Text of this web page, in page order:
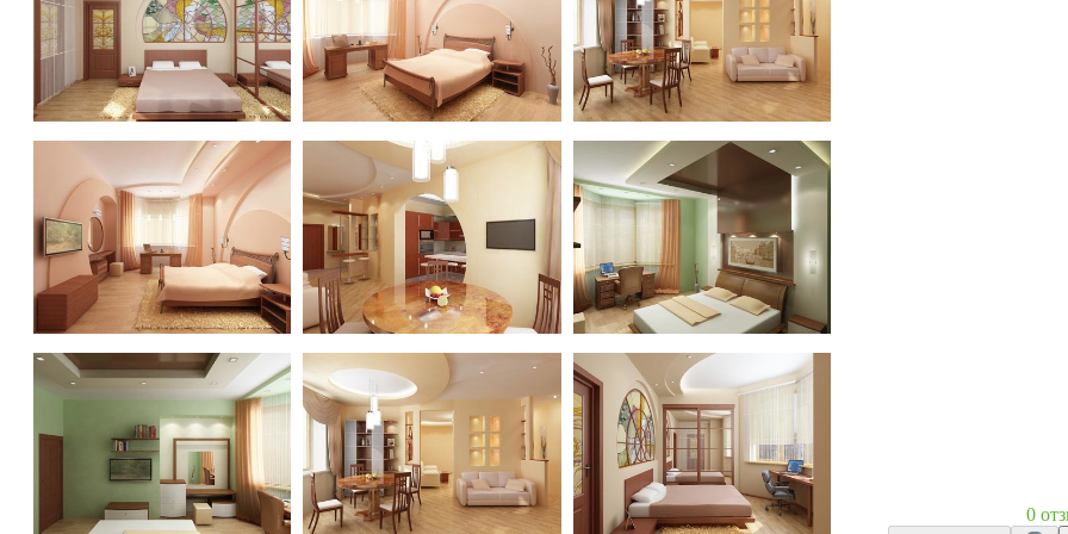
Квартира ул. Лодочная Квартира ул. Лодочная Квартира ул. Лодочная
Квартира ул. Лодочная Квартира ул. Лодочная Квартира ул. Лодочная
0